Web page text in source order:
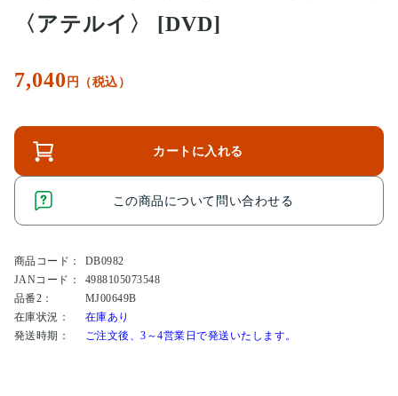
〈アテルイ〉 [DVD]
7,040 円（税込）
カートに入れる
この商品について問い合わせる
商品コード：
DB0982
JANコード：
4988105073548
品番2：
MJ00649B
在庫状況：
在庫あり
発送時期：
ご注文後、3～4営業日で発送いたします。